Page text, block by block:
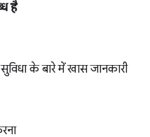
है
के बारे में खास जानकारी